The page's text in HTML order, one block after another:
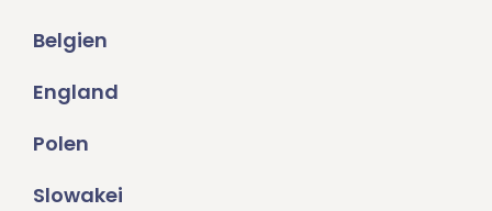
Belgien
England
Polen
Slowakei